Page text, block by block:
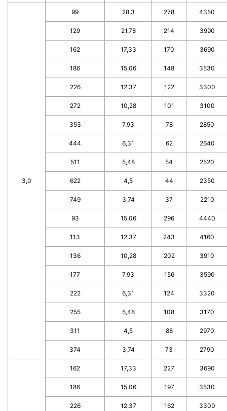
3,0
99 28,3 278 4350
129 21,78 214 3990
162 17,33 170 3690
186 15,06 148 3530
226 12,37 122 3300
272 10,28 101 3100
353 7.93 78 2850
444 6,31 62 2640
511 5,48 54 2520
622 4,5 44 2350
749 3,74 37 2210
93 15,06 296 4440
113 12,37 243 4160
136 10,28 202 3910
177 7.93 156 3590
222 6,31 124 3320
255 5,48 108 3170
311 4,5 88 2970
374 3,74 73 2790
162 17,33 227 3690
186 15,06 197 3530
226 12,37 162 3300